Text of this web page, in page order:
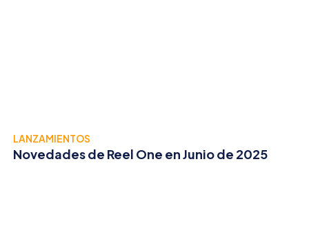
LANZAMIENTOS
Novedades de Reel One en Junio de 2025